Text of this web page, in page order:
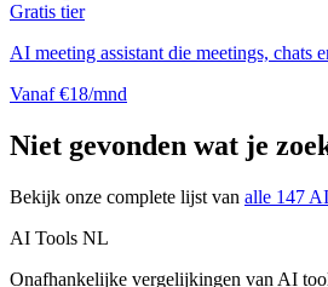
Gratis tier
AI meeting assistant die meetings, chats
Vanaf €18/mnd
Niet gevonden wat je
Bekijk onze complete lijst van alle 147
AI Tools NL
Onafhankelijke vergelijkingen van AI